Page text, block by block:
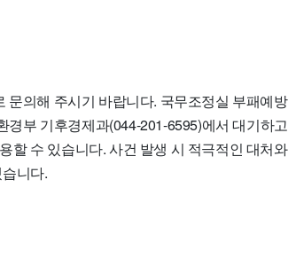
문의해 주시기 바랍니다. 국무조정실 부패예방
경부 기후경제과(044-201-6595)에서 대기하고
할 수 있습니다. 사건 발생 시 적극적인 대처와
니다.